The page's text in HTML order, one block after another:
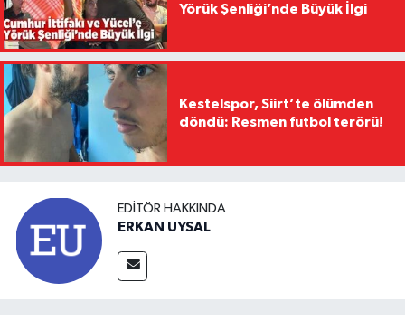
Yörük Şenliği’nde Büyük İlgi
Kestelspor, Siirt’te ölümden
döndü: Resmen futbol terörü!
EDITÖR HAKKINDA
ERKAN UYSAL